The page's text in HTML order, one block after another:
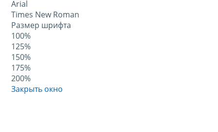
Arial
Times New Roman
Размер шрифта
100%
125%
150%
175%
200%
Закрыть окно